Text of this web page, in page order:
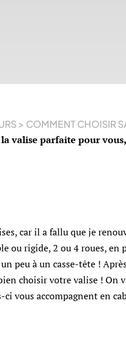
> COMMENT CHOISIR
valise parfaite pour
car il a fallu que je
ou rigide, 2 ou 4 roues, en
peu à un casse-tête !
choisir votre valise ! On
vous accompagnent en